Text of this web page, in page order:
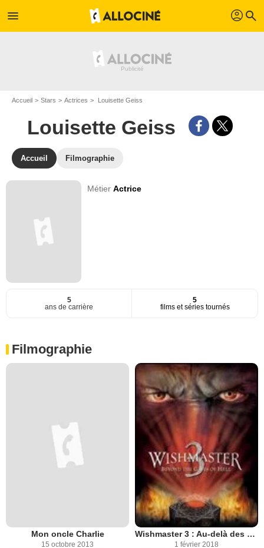
menu profil search
Accueil Stars Actrices Louisette Geiss
Louisette Geiss
Accueil Filmographie
MétierActrice
5
ans de carrière
5
films et séries tournés
Filmographie
Mon oncle Charlie
15 octobre 2013
Wishmaster 3 : Au-delà des portes (V)
1 février 2018